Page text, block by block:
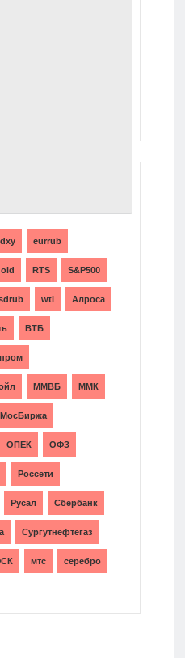
dxy eurrub
RTS S&P500
wti Алроса
ВТБ
ММВБ ММК
МосБиржа
ОПЕК ОФЗ
Россети
Русал Сбербанк
Сургутнефтегаз
мтс серебро